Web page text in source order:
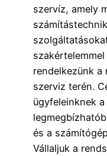
szervíz, amely
rendelkezünk
szerviz terén.
ügyfeleinknek
és a
Vállaljuk a